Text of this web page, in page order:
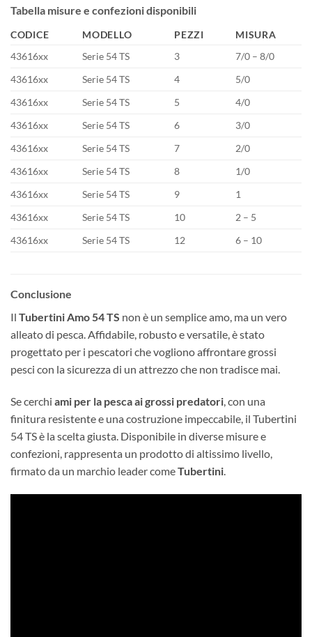
Tabella misure e confezioni disponibili
CODICE MODELLO PEZZI
MISURA
43616xx
Serie 54 TS 3
7/0 – 8/0
43616xx
Serie 54 TS 4
5/0
43616xx
Serie 54 TS 5
4/0
43616xx
Serie 54 TS 6
3/0
43616xx
Serie 54 TS 7
2/0
43616xx
Serie 54 TS 8
1/0
43616xx
Serie 54 TS 9
1
43616xx
Serie 54 TS 10
2 – 5
43616xx
Serie 54 TS 12 6 – 10
Conclusione
Il Tubertini Amo 54 TS non è un semplice amo, ma un vero
alleato di pesca. Affidabile, robusto e versatile, è stato
progettato per i pescatori che vogliono affrontare grossi
pesci con la sicurezza di un attrezzo che non tradisce mai.
Se cerchi ami per la pesca ai grossi predatori, con una
finitura resistente e una costruzione impeccabile, il Tubertini
54 TS è la scelta giusta. Disponibile in diverse misure e
confezioni, rappresenta un prodotto di altissimo livello,
firmato da un marchio leader comeTubertini.